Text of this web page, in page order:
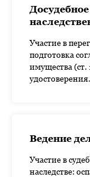
Участие в
подготовка
имущества (ст.
удостоверения.
Ведение
Участие в
наследстве: